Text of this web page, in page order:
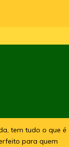
tem tudo o que é
para quem